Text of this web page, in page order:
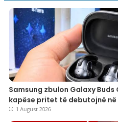
Samsung zbulon Galaxy Buds
kapëse pritet të debutojnë
1 August 2026